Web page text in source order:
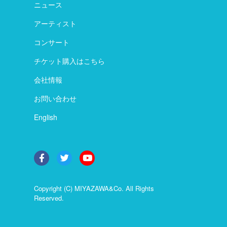
ニュース
アーティスト
コンサート
チケット購入はこちら
会社情報
お問い合わせ
English
Copyright (C) MIYAZAWA&Co. All Rights
Reserved.